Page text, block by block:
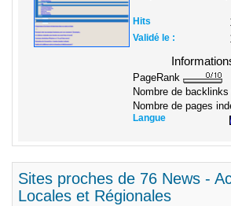
Hits
Validé le :
PageRank
Nombre de backlinks
Nombre de pages
Langue
Sites proches de 76 News -
Locales et Régionales